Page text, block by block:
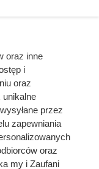
oraz inne
i
oraz
unikalne
przez
zapewniania
oraz
my i Zaufani